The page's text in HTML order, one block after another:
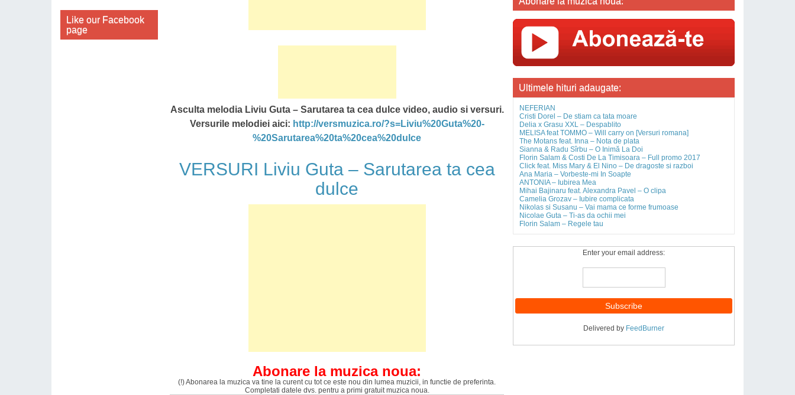
Like our Facebook
page
Asculta melodia Liviu Guta – Sarutarea ta cea dulce video, audio si versuri.
Versurile melodiei aici: http://versmuzica.ro/?s=Liviu%20Guta%20-
%20Sarutarea%20ta%20cea%20dulce
VERSURI Liviu Guta – Sarutarea ta cea
dulce
Abonare la muzica noua:
(!) Abonarea la muzica va tine la curent cu tot ce este nou din lumea muzicii, in functie de preferinta.
Completati datele dvs. pentru a primi gratuit muzica noua.
Ultimele hituri adaugate:
NEFERIAN
Cristi Dorel – De stiam ca tata moare
Delia x Grasu XXL – Despablito
MELISA feat TOMMO – Will carry on [Versuri romana]
The Motans feat. Inna – Nota de plata
Sianna & Radu Sîrbu – O Inimă La Doi
Florin Salam & Costi De La Timisoara – Full promo 2017
Click feat. Miss Mary & El Nino – De dragoste si razboi
Ana Maria – Vorbeste-mi In Soapte
ANTONIA – Iubirea Mea
Mihai Bajinaru feat. Alexandra Pavel – O clipa
Camelia Grozav – Iubire complicata
Nikolas si Susanu – Vai mama ce forme frumoase
Nicolae Guta – Ti-as da ochii mei
Florin Salam – Regele tau
Enter your email address:
Delivered by FeedBurner